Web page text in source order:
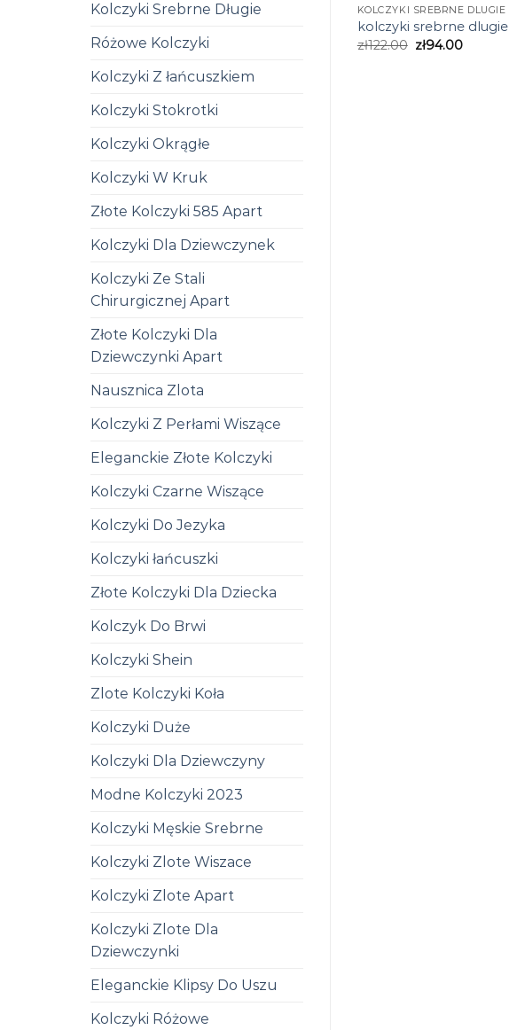
Kolczyki Srebrne Długie
Różowe Kolczyki
Kolczyki Z łańcuszkiem
Kolczyki Stokrotki
Kolczyki Okrągłe
Kolczyki W Kruk
Złote Kolczyki 585 Apart
Kolczyki Dla Dziewczynek
Kolczyki Ze Stali
Chirurgicznej Apart
Złote Kolczyki Dla
Dziewczynki Apart
Nausznica Zlota
Kolczyki Z Perłami Wiszące
Eleganckie Złote Kolczyki
Kolczyki Czarne Wiszące
Kolczyki Do Jezyka
Kolczyki łańcuszki
Złote Kolczyki Dla Dziecka
Kolczyk Do Brwi
Kolczyki Shein
Zlote Kolczyki Koła
Kolczyki Duże
Kolczyki Dla Dziewczyny
Modne Kolczyki 2023
Kolczyki Męskie Srebrne
Kolczyki Zlote Wiszace
Kolczyki Zlote Apart
Kolczyki Zlote Dla
Dziewczynki
Eleganckie Klipsy Do Uszu
Kolczyki Różowe
KOLCZYKI SREBRNE DLUGIE
kolczyki srebrne dlugie
zł122.00 zł94.00